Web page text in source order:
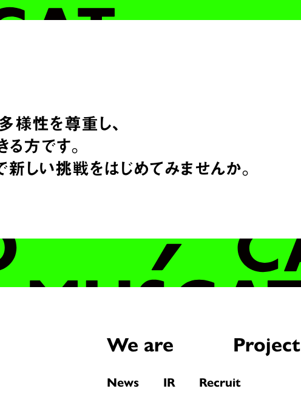
多様性を尊重し、
る方です。
新しい挑戦をはじめてみませんか。
We are Project
News IR Recruit